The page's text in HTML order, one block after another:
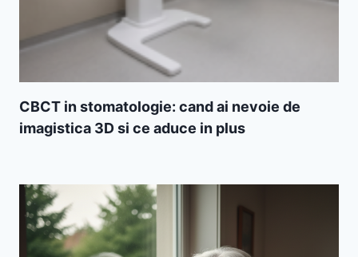
CBCT in stomatologie: cand ai nevoie de
imagistica 3D si ce aduce in plus